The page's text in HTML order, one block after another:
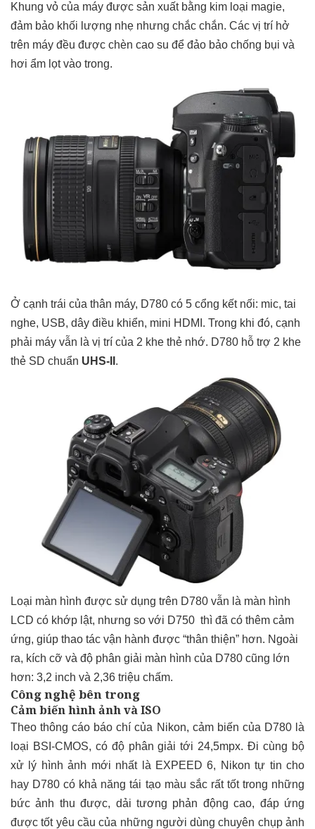
Khung vỏ của máy được sản xuất bằng kim loại magie,
đảm bảo khối lượng nhẹ nhưng chắc chắn. Các vị trí hở
trên máy đều được chèn cao su để đảo bảo chống bụi và
hơi ẩm lọt vào trong.
Ở cạnh trái của thân máy, D780 có 5 cổng kết nối: mic, tai
nghe, USB, dây điều khiển, mini HDMI. Trong khi đó, cạnh
phải máy vẫn là vị trí của 2 khe thẻ nhớ. D780 hỗ trợ 2 khe
thẻ SD chuẩn UHS-II .
Loại màn hình được sử dụng trên D780 vẫn là màn hình
LCD có khớp lật, nhưng so với D750 thì đã có thêm cảm
ứng, giúp thao tác vận hành được “thân thiện” hơn. Ngoài
ra, kích cỡ và độ phân giải màn hình của D780 cũng lớn
hơn: 3,2 inch và 2,36 triệu chấm.
Công nghệ bên trong
Cảm biến hình ảnh và ISO
Theo thông cáo báo chí của Nikon, cảm biến của D780 là
loại BSI-CMOS, có độ phân giải tới 24,5mpx. Đi cùng bộ
xử lý hình ảnh mới nhất là EXPEED 6, Nikon tự tin cho
hay D780 có khả năng tái tạo màu sắc rất tốt trong những
bức ảnh thu được, dải tương phản động cao, đáp ứng
được tốt yêu cầu của những người dùng chuyên chụp ảnh